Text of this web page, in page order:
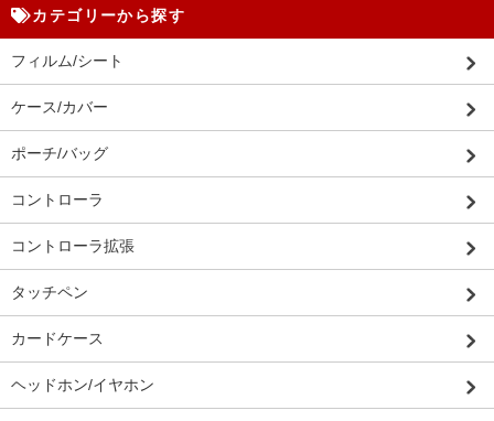
カテゴリーから探す
フィルム/シート
ケース/カバー
ポーチ/バッグ
コントローラ
コントローラ拡張
タッチペン
カードケース
ヘッドホン/イヤホン